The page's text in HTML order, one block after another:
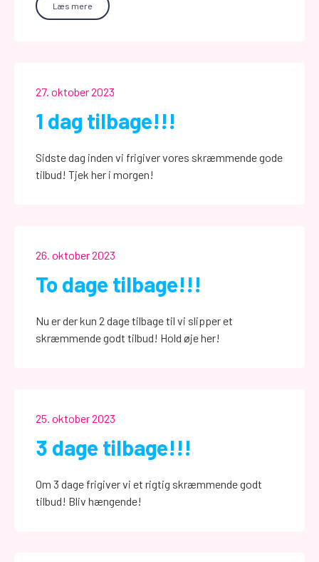
Læs mere
27. oktober 2023
1 dag tilbage!!!
Sidste dag inden vi frigiver vores skræmmende gode
tilbud! Tjek her i morgen!
26. oktober 2023
To dage tilbage!!!
Nu er der kun 2 dage tilbage til vi slipper et
skræmmende godt tilbud! Hold øje her!
25. oktober 2023
3 dage tilbage!!!
Om 3 dage frigiver vi et rigtig skræmmende godt
tilbud! Bliv hængende!